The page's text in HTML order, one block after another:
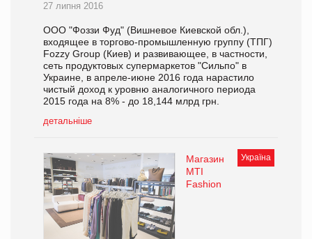
27 липня 2016
ООО "Фоззи Фуд" (Вишневое Киевской обл.),
входящее в торгово-промышленную группу (ТПГ)
Fozzy Group (Киев) и развивающее, в частности,
сеть продуктовых супермаркетов "Сильпо" в
Украине, в апреле-июне 2016 года нарастило
чистый доход к уровню аналогичного периода
2015 года на 8% - до 18,144 млрд грн.
детальніше
Україна
Магазин
MTI
Fashion